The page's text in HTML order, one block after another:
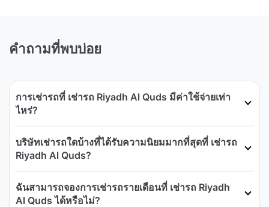
คำถามที่พบบ่อย
การเช่ารถที่ เช่ารถ Riyadh Al Quds มีค่าใช้จ่ายเท่า
ไหร่?
บริษัทเช่ารถใดบ้างที่ได้รับความนิยมมากที่สุดที่ เช่ารถ
Riyadh Al Quds?
ฉันสามารถจองการเช่ารถรายเดือนที่ เช่ารถ Riyadh
Al Quds ได้หรือไม่?